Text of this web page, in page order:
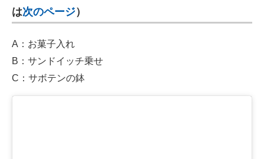
は次のページ）
A：お菓子入れ
B：サンドイッチ乗せ
C：サボテンの鉢